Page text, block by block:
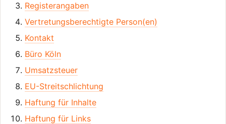
Registerangaben
Vertretungsberechtigte Person(en)
Kontakt
Büro Köln
Umsatzsteuer
EU-Streitschlichtung
Haftung für Inhalte
Haftung für Links